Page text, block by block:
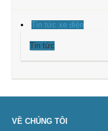
Tin tức xe điện
Tin tức
VỀ CHÚNG TÔI